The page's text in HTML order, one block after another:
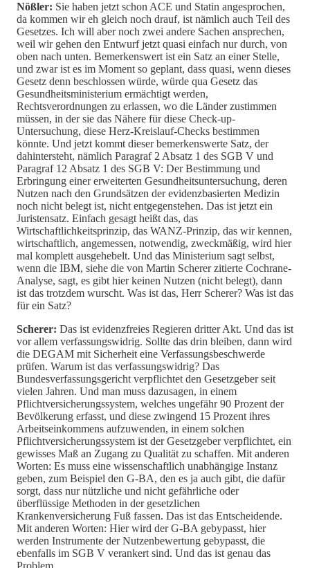
Nößler: Sie haben jetzt schon ACE und Statin angesprochen,
da kommen wir eh gleich noch drauf, ist nämlich auch Teil des
Gesetzes. Ich will aber noch zwei andere Sachen ansprechen,
weil wir gehen den Entwurf jetzt quasi einfach nur durch, von
oben nach unten. Bemerkenswert ist ein Satz an einer Stelle,
und zwar ist es im Moment so geplant, dass quasi, wenn dieses
Gesetz denn beschlossen würde, würde qua Gesetz das
Gesundheitsministerium ermächtigt werden,
Rechtsverordnungen zu erlassen, wo die Länder zustimmen
müssen, in der sie das Nähere für diese Check-up-
Untersuchung, diese Herz-Kreislauf-Checks bestimmen
könnte. Und jetzt kommt dieser bemerkenswerte Satz, der
dahintersteht, nämlich Paragraf 2 Absatz 1 des SGB V und
Paragraf 12 Absatz 1 des SGB V: Der Bestimmung und
Erbringung einer erweiterten Gesundheitsuntersuchung, deren
Nutzen nach den Grundsätzen der evidenzbasierten Medizin
noch nicht belegt ist, nicht entgegenstehen. Das ist jetzt ein
Juristensatz. Einfach gesagt heißt das, das
Wirtschaftlichkeitsprinzip, das WANZ-Prinzip, das wir kennen,
wirtschaftlich, angemessen, notwendig, zweckmäßig, wird hier
mal komplett ausgehebelt. Und das Ministerium sagt selbst,
wenn die IBM, siehe die von Martin Scherer zitierte Cochrane-
Analyse, sagt, es gibt hier keinen Nutzen (nicht belegt), dann
ist das trotzdem wurscht. Was ist das, Herr Scherer? Was ist das
für ein Satz?
Scherer: Das ist evidenzfreies Regieren dritter Akt. Und das ist
vor allem verfassungswidrig. Sollte das drin bleiben, dann wird
die DEGAM mit Sicherheit eine Verfassungsbeschwerde
prüfen. Warum ist das verfassungswidrig? Das
Bundesverfassungsgericht verpflichtet den Gesetzgeber seit
vielen Jahren. Und man muss dazusagen, in einem
Pflichtversicherungssystem, welches ungefähr 90 Prozent der
Bevölkerung erfasst, und diese zwingend 15 Prozent ihres
Arbeitseinkommens aufzuwenden, in einem solchen
Pflichtversicherungssystem ist der Gesetzgeber verpflichtet, ein
gewisses Maß an Zugang zu Qualität zu schaffen. Mit anderen
Worten: Es muss eine wissenschaftlich unabhängige Instanz
geben, zum Beispiel den G-BA, den es ja auch gibt, die dafür
sorgt, dass nur nützliche und nicht gefährliche oder
überflüssige Methoden in der gesetzlichen
Krankenversicherung Fuß fassen. Das ist das Entscheidende.
Mit anderen Worten: Hier wird der G-BA gebypasst, hier
werden Instrumente der Nutzenbewertung gebypasst, die
ebenfalls im SGB V verankert sind. Und das ist genau das